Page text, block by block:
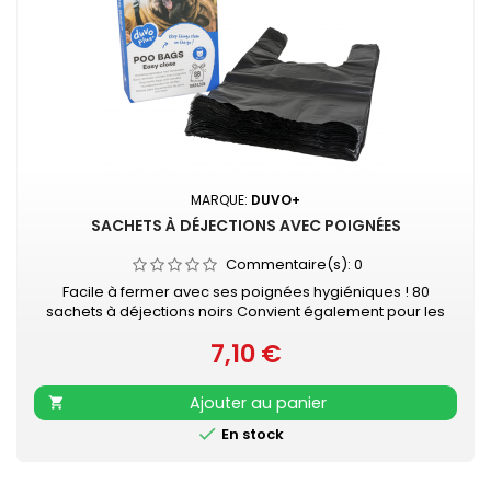
MARQUE: DUVO+
SACHETS À DÉJECTIONS AVEC POIGNÉES
Commentaire(s): 0
Facile à fermer avec ses poignées hygiéniques ! 80
sachets à déjections noirs Convient également pour les
Prix
7,10 €

Ajouter au panier
 En stock